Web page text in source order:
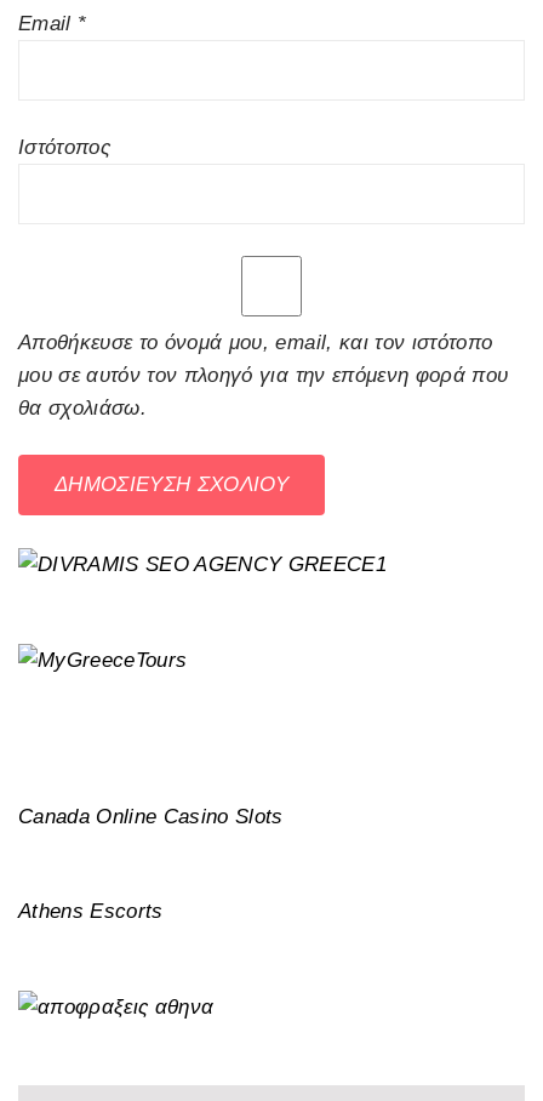
Email *
Ιστότοπος
Αποθήκευσε το όνομά μου, email, και τον ιστότοπο
μου σε αυτόν τον πλοηγό για την επόμενη φορά που
θα σχολιάσω.
Canada Online Casino Slots
Athens Escorts